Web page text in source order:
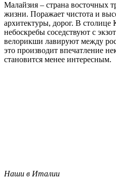
Малайзия – страна восточных
жизни. Поражает чистота и
архитектуры, дорог. В
небоскребы соседствуют с
велорикши лавируют между
это производит впечатление
становится менее интересным.
Наши в Италии